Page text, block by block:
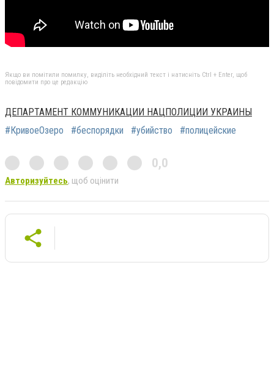
Якщо ви помітили помилку, виділіть необхідний текст і натисніть Ctrl + Enter, щоб
повідомити про це редакцію
ДЕПАРТАМЕНТ КОММУНИКАЦИИ НАЦПОЛИЦИИ УКРАИНЫ
#КривоеОзеро
#беспорядки #убийство #полицейские
0,0
Авторизуйтесь, щоб оцінити